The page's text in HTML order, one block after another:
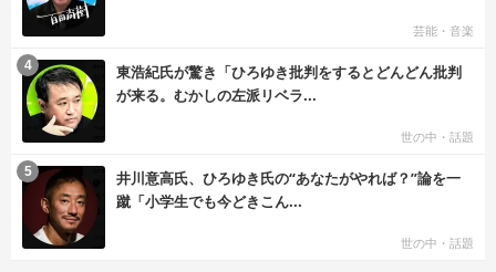
芸能・音楽
東浩紀氏が驚き「ひろゆき批判をするとどんどん批判
が来る。むかしの左派リベラ...
世の中・話題
4
井川意高氏、ひろゆき氏の“あなたがやれば？”論を一
蹴「小学生でも今どきこん...
世の中・話題
5